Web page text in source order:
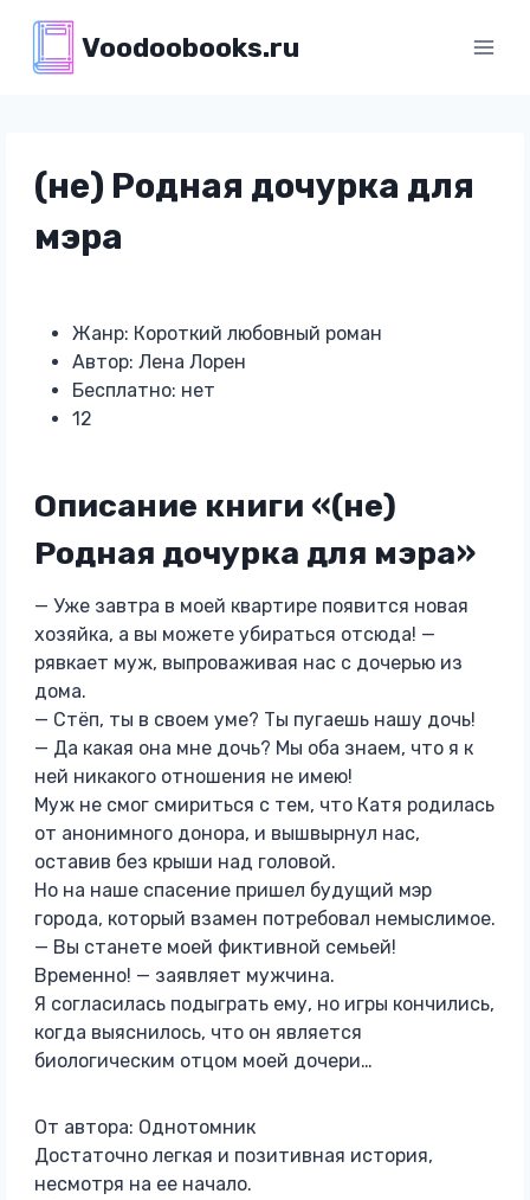
содержимому
Voodoobooks.ru
(не) Родная дочурка для
мэра
Жанр: Короткий любовный роман
Автор: Лена Лорен
Бесплатно: нет
12
Описание книги «(не)
Родная дочурка для мэра»
— Уже завтра в моей квартире появится новая
хозяйка, а вы можете убираться отсюда! —
рявкает муж, выпроваживая нас с дочерью из
дома.
— Стёп, ты в своем уме? Ты пугаешь нашу дочь!
— Да какая она мне дочь? Мы оба знаем, что я к
ней никакого отношения не имею!
Муж не смог смириться с тем, что Катя родилась
от анонимного донора, и вышвырнул нас,
оставив без крыши над головой.
Но на наше спасение пришел будущий мэр
города, который взамен потребовал немыслимое.
— Вы станете моей фиктивной семьей!
Временно! — заявляет мужчина.
Я согласилась подыграть ему, но игры кончились,
когда выяснилось, что он является
биологическим отцом моей дочери…
От автора: Однотомник
Достаточно легкая и позитивная история,
несмотря на ее начало.